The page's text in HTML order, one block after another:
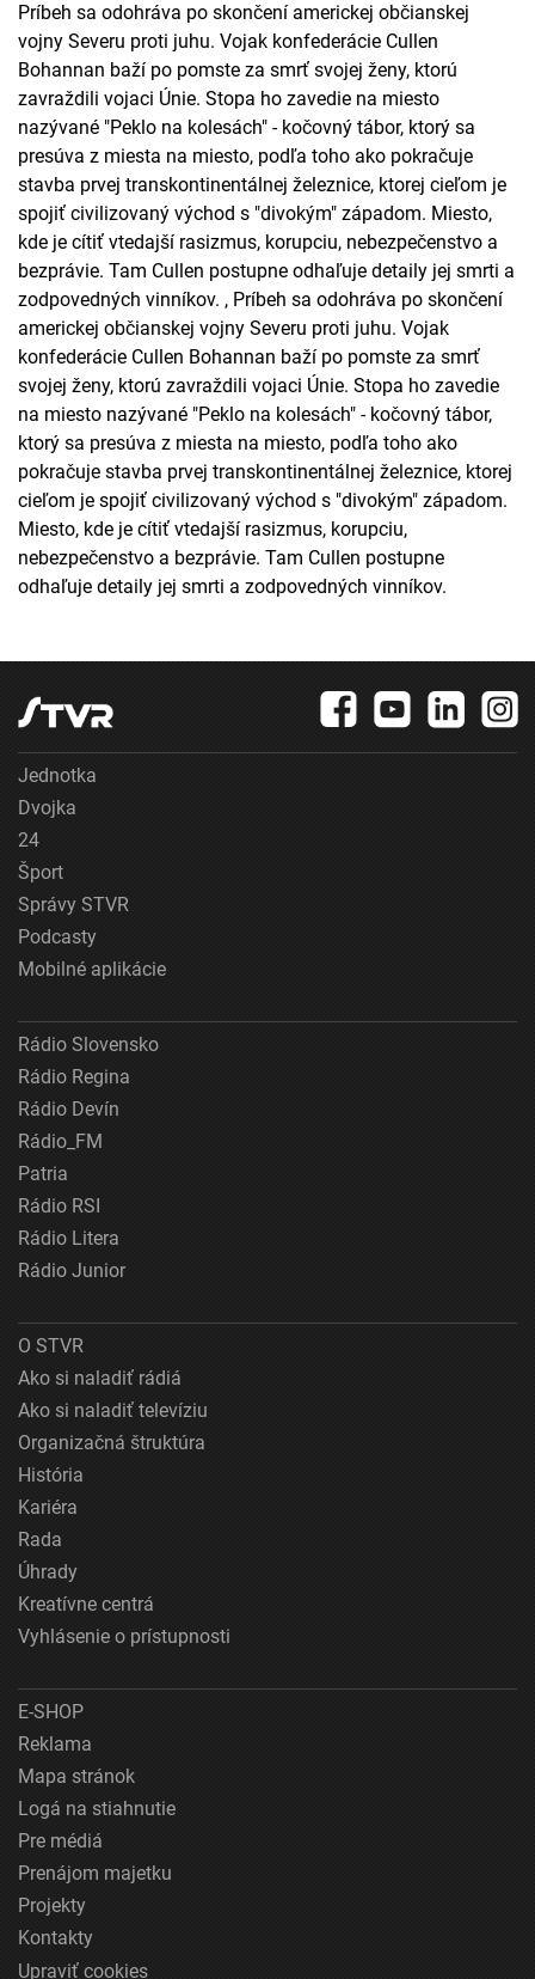
Príbeh sa odohráva po skončení americkej občianskej
vojny Severu proti juhu. Vojak konfederácie Cullen
Bohannan baží po pomste za smrť svojej ženy, ktorú
zavraždili vojaci Únie. Stopa ho zavedie na miesto
nazývané "Peklo na kolesách" - kočovný tábor, ktorý sa
presúva z miesta na miesto, podľa toho ako pokračuje
stavba prvej transkontinentálnej železnice, ktorej cieľom je
spojiť civilizovaný východ s "divokým" západom. Miesto,
kde je cítiť vtedajší rasizmus, korupciu, nebezpečenstvo a
bezprávie. Tam Cullen postupne odhaľuje detaily jej smrti a
zodpovedných vinníkov. , Príbeh sa odohráva po skončení
americkej občianskej vojny Severu proti juhu. Vojak
konfederácie Cullen Bohannan baží po pomste za smrť
svojej ženy, ktorú zavraždili vojaci Únie. Stopa ho zavedie
na miesto nazývané "Peklo na kolesách" - kočovný tábor,
ktorý sa presúva z miesta na miesto, podľa toho ako
pokračuje stavba prvej transkontinentálnej železnice, ktorej
cieľom je spojiť civilizovaný východ s "divokým" západom.
Miesto, kde je cítiť vtedajší rasizmus, korupciu,
nebezpečenstvo a bezprávie. Tam Cullen postupne
odhaľuje detaily jej smrti a zodpovedných vinníkov.
Jednotka
Dvojka
24
Šport
Správy STVR
Podcasty
Mobilné aplikácie
Rádio Slovensko
Rádio Regina
Rádio Devín
Rádio_FM
Patria
Rádio RSI
Rádio Litera
Rádio Junior
O STVR
Ako si naladiť rádiá
Ako si naladiť televíziu
Organizačná štruktúra
História
Kariéra
Rada
Úhrady
Kreatívne centrá
Vyhlásenie o prístupnosti
E-SHOP
Reklama
Mapa stránok
Logá na stiahnutie
Pre médiá
Prenájom majetku
Projekty
Kontakty
Upraviť cookies